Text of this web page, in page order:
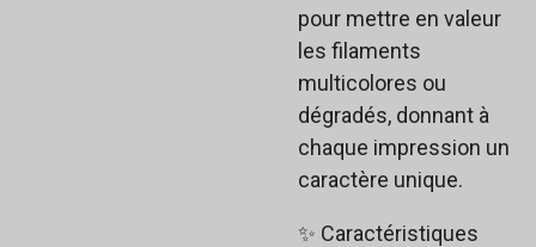
pour mettre en valeur
les filaments
multicolores ou
dégradés, donnant à
chaque impression un
caractère unique.
✨ Caractéristiques